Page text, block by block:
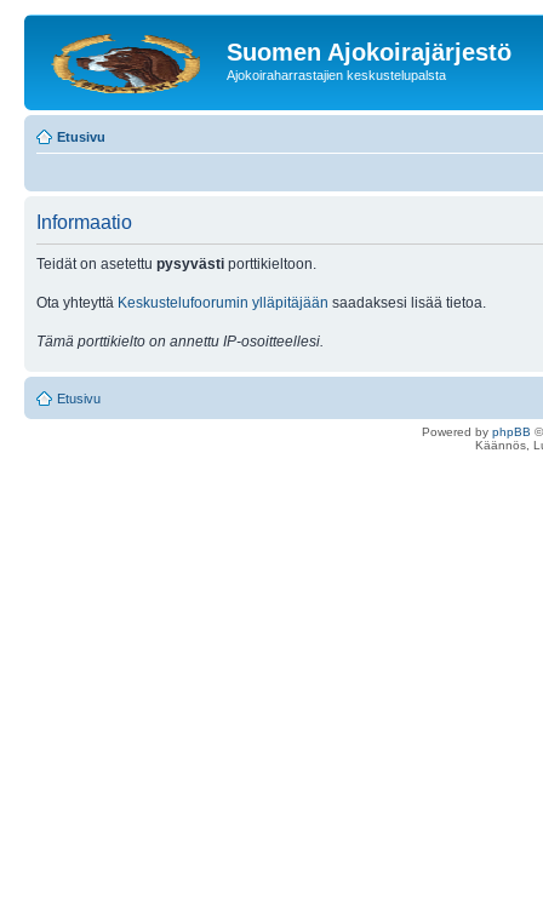
Suomen Ajokoirajärjestö
Ajokoiraharrastajien keskustelupalsta
Etusivu
Informaatio
Teidät on asetettu pysyvästi porttikieltoon.
Ota yhteyttä Keskustelufoorumin ylläpitäjään saadaksesi lisää tietoa.
Tämä porttikielto on annettu IP-osoitteellesi.
Etusivu
Powered by phpBB
Käännös,